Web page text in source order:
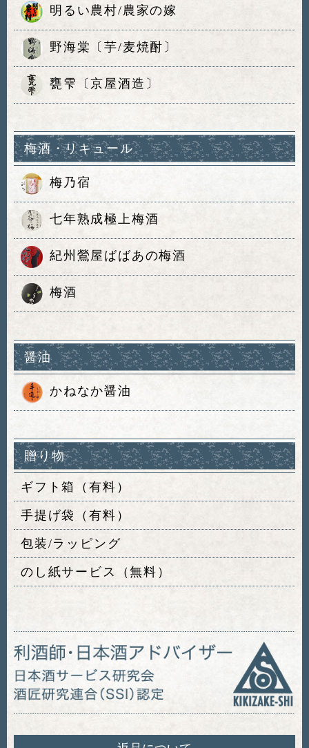
明るい農村/農家の嫁
野海棠〔芋/麦焼酎〕
甕雫〔京屋酒造〕
梅酒・リキュール
梅乃宿
七年熟成極上梅酒
紀州鶯屋ばばあの梅酒
梅酒
醤油
かねなか醤油
贈り物
ギフト箱（有料）
手提げ袋（有料）
包装/ラッピング
のし紙サービス（無料）